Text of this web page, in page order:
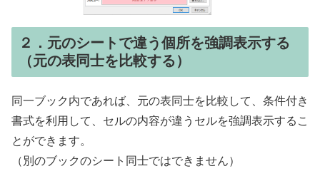
２．元のシートで違う個所を強調表示する
（元の表同士を比較する）
同一ブック内であれば、元の表同士を比較して、条件付き
書式を利用して、セルの内容が違うセルを強調表示するこ
とができます。
（別のブックのシート同士ではできません）